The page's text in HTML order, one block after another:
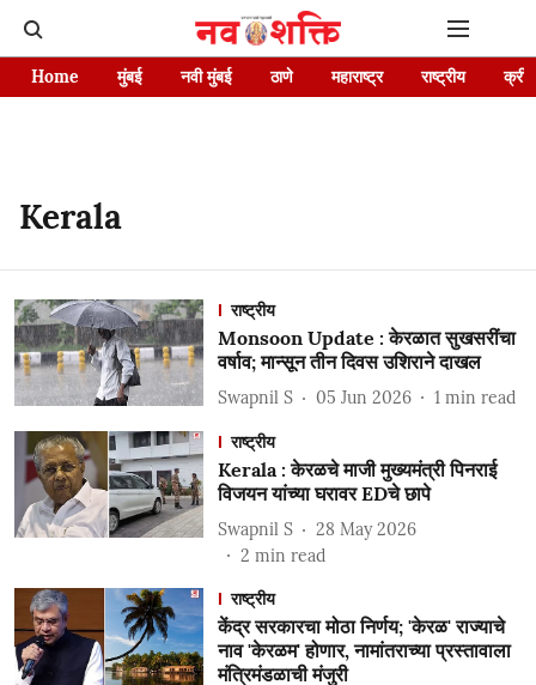
Home मुंबई नवी मुंबई ठाणे महाराष्ट्र राष्ट्रीय
Kerala
राष्ट्रीय
Monsoon Update : केरळात सुखसरींचा
वर्षाव; मान्सून तीन दिवस उशिराने दाखल
Swapnil S 05 Jun 2026 1 min read
राष्ट्रीय
Kerala : केरळचे माजी मुख्यमंत्री पिनराई
विजयन यांच्या घरावर EDचे छापे
Swapnil S
28 May 2026
2 min read
राष्ट्रीय
केंद्र सरकारचा मोठा निर्णय; 'केरळ' राज्याचे
नाव 'केरळम' होणार, नामांतराच्या प्रस्तावाला
मंत्रिमंडळाची मंजुरी